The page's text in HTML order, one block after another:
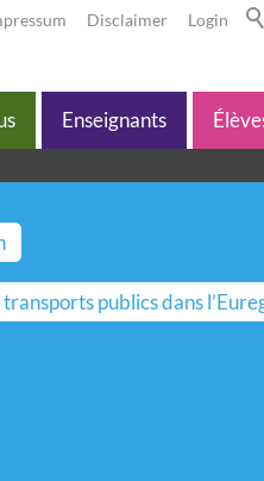
Login
Disclaimer
Enseignants
publics dans